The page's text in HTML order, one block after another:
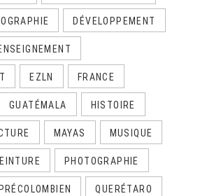
DÉVELOPPEMENT
EZLN FRANCE
GUATÉMALA HISTOIRE
MAYAS MUSIQUE
PHOTOGRAPHIE
PRÉCOLOMBIEN QUERÉTARO